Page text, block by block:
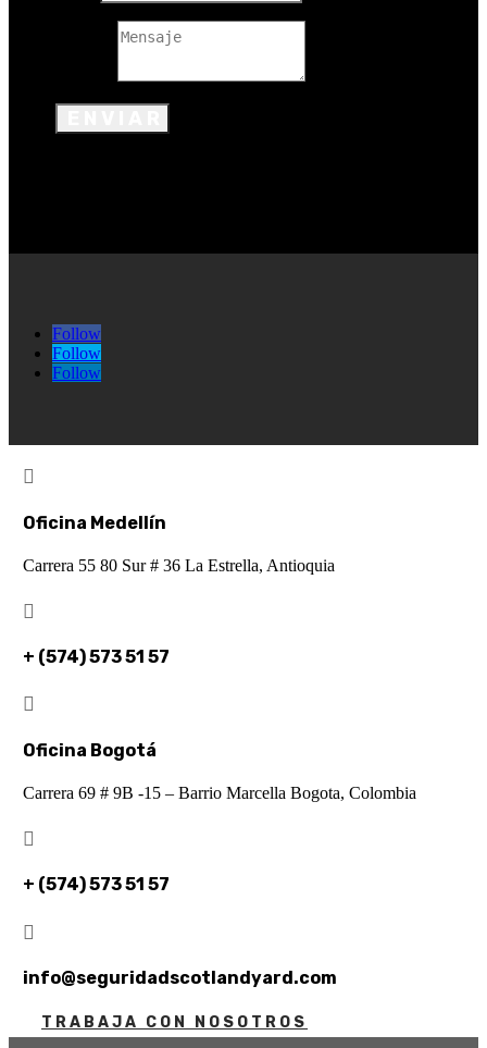
Follow
Follow
Follow

Oficina Medellín
Carrera 55 80 Sur # 36 La Estrella, Antioquia

+ (574) 573 51 57

Oficina Bogotá
Carrera 69 # 9B -15 – Barrio Marcella Bogota, Colombia

+ (574) 573 51 57

info@seguridadscotlandyard.com
TRABAJA CON NOSOTROS